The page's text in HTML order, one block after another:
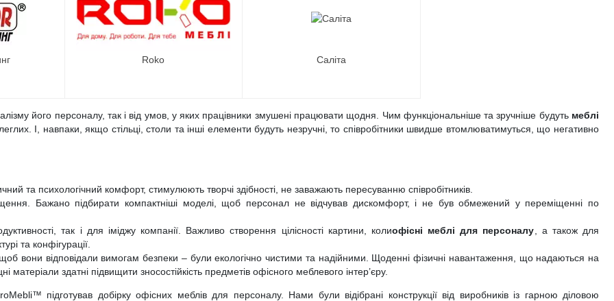
Roko Саліта
його персоналу, так і від умов, у яких працівники змушені працювати щодня. Чим функціональніше та зручніше будуть меблі
І, навпаки, якщо стільці, столи та інші елементи будуть незручні, то співробітники швидше втомлюватимуться, що негативно
та психологічний комфорт, стимулюють творчі здібності, не заважають пересуванню співробітників.
Бажано підбирати компактніші моделі, щоб персонал не відчував дискомфорт, і не був обмежений у переміщенні по
так і для іміджу компанії. Важливо створення цілісності картини, колиофісні меблі для персоналу , а також для
та конфігурації.
вони відповідали вимогам безпеки – були екологічно чистими та надійними. Щоденні фізичні навантаження, що надаються на
матеріали здатні підвищити зносостійкість предметів офісного меблевого інтер’єру.
підготував добірку офісних меблів для персоналу. Нами були відібрані конструкції від виробників із гарною діловою